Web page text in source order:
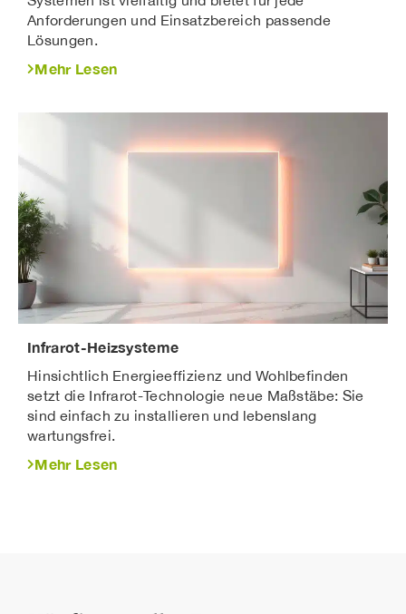
Anforderungen und Einsatzbereich passende
Lösungen.
Mehr Lesen
Infrarot-Heizsysteme
Hinsichtlich Energieeffizienz und Wohlbefinden
setzt die Infrarot-Technologie neue Maßstäbe: Sie
sind einfach zu installieren und lebenslang
wartungsfrei.
Mehr Lesen